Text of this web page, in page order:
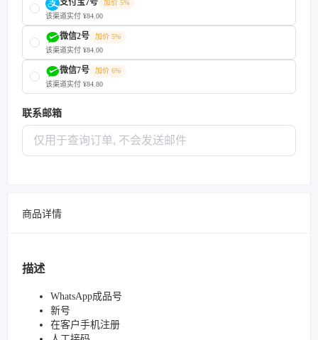
加价 5%
该渠道实付 ¥84.00
微信2号
加价 5%
该渠道实付 ¥84.00
微信7号
加价 6%
该渠道实付 ¥84.80
联系邮箱
商品详情
描述
WhatsApp成品号
新号
在客户手机注册